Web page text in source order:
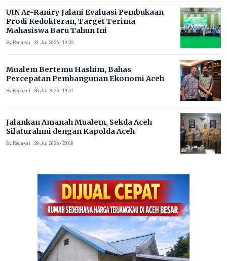
UIN Ar-Raniry Jalani Evaluasi Pembukaan
Prodi Kedokteran, Target Terima
Mahasiswa Baru Tahun Ini
By Redaksi . 31 Jul 2026 - 19:22
Mualem Bertemu Hashim, Bahas
Percepatan Pembangunan Ekonomi Aceh
By Redaksi . 30 Jul 2026 - 19:51
Jalankan Amanah Mualem, Sekda Aceh
Silaturahmi dengan Kapolda Aceh
By Redaksi . 29 Jul 2026 - 20:08